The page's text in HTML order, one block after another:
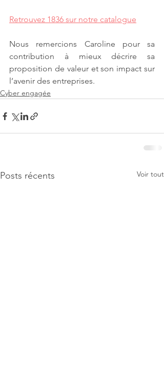
Retrouvez 1836 sur notre catalogue
Nous remercions Caroline pour sa
contribution à mieux décrire sa
proposition de valeur et son impact sur
l’avenir des entreprises.
Cyber engagée
Posts récents Voir tout